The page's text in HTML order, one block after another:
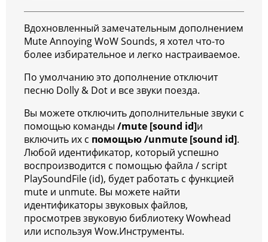
Вдохновленный замечательным дополнением
Mute Annoying WoW Sounds, я хотел что-то
более избирательное и легко настраиваемое.
По умолчанию это дополнение отключит
песню Dolly & Dot и все звуки поезда.
Вы можете отключить дополнительные звуки с
помощью команды /mute [sound id]и
включить их с помощью /unmute [sound id].
Любой идентификатор, который успешно
воспроизводится с помощью файла / script
PlaySoundFile (id), будет работать с функцией
mute и unmute. Вы можете найти
идентификаторы звуковых файлов,
просмотрев звуковую библиотеку Wowhead
или используя Wow.Инструменты.